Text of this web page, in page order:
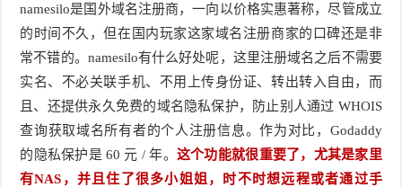
namesilo是国外域名注册商，一向以价格实惠著称，尽管成立
的时间不久，但在国内玩家这家域名注册商家的口碑还是非
常不错的。namesilo有什么好处呢，这里注册域名之后不需要
实名、不必关联手机、不用上传身份证、转出转入自由，而
且、还提供永久免费的域名隐私保护，防止别人通过 WHOIS
查询获取域名所有者的个人注册信息。作为对比，Godaddy
的隐私保护是 60 元 / 年。 这个功能就很重要了，尤其是家里
有NAS，并且住了很多小姐姐，时不时想远程或者通过手